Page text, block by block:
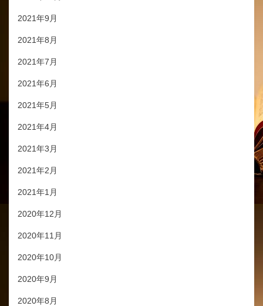
2021年9月
2021年8月
2021年7月
2021年6月
2021年5月
2021年4月
2021年3月
2021年2月
2021年1月
2020年12月
2020年11月
2020年10月
2020年9月
2020年8月